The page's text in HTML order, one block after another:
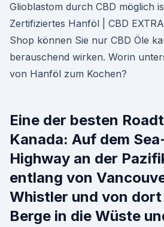
Glioblastom durch CBD möglich
Zertifiziertes Hanföl | CBD
Shop können Sie nur CBD Öle
berauschend wirken. Worin
von Hanföl zum Kochen?
Eine der besten
Kanada: Auf dem
Highway an der
entlang von
Whistler und von
Berge in die Wüste